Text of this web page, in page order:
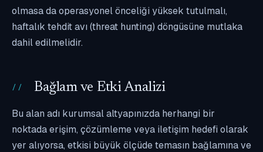
olmasa da operasyonel önceliği yüksek tutulmalı,
haftalık tehdit avı (threat hunting) döngüsüne mutlaka
dahil edilmelidir.
Bağlam ve Etki Analizi
Bu alan adı kurumsal altyapınızda herhangi bir
noktada erişim, çözümleme veya iletişim hedefi olarak
yer alıyorsa, etkisi büyük ölçüde temasın bağlamına ve